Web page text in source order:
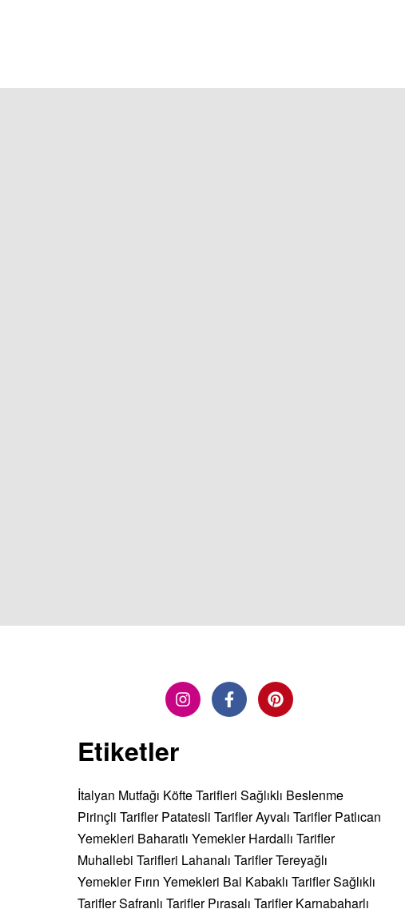
Etiketler
İtalyan Mutfağı Köfte Tarifleri Sağlıklı Beslenme
Pirinçli Tarifler Patatesli TariflerAyvalı Tarifler Patlıcan
Yemekleri Baharatlı Yemekler Hardallı Tarifler
Muhallebi Tarifleri Lahanalı TariflerTereyağlı
Yemekler Fırın Yemekleri Bal Kabaklı TariflerSağlıklı
TariflerSafranlı Tarifler Pırasalı Tarifler Karnabaharlı